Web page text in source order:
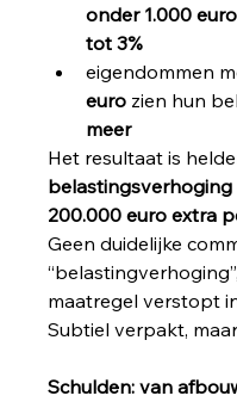
onder 1.000 euro
tot 3%
eigendommen
euro zien hun
meer
Het resultaat is
belastingsverhoging
200.000 euro extra
Geen duidelijke
maatregel verstopt
Subtiel verpakt,
Schulden: van